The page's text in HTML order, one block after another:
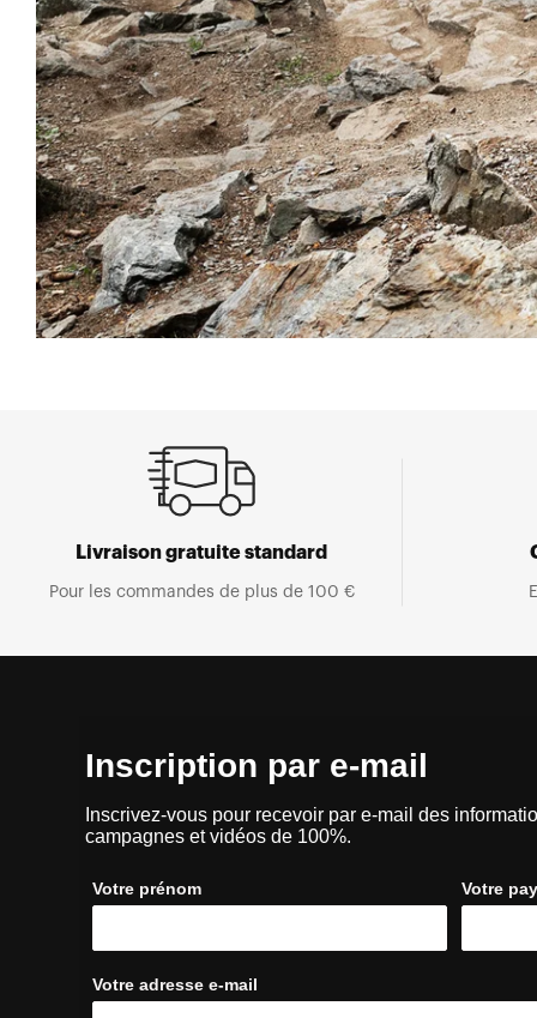
Livraison gratuite standard
Pour les commandes de plus de 100 €
Inscription par e-mail
Inscrivez-vous pour recevoir par e-mail des
campagnes et vidéos de 100%.
Votre prénom Votre
Votre adresse e-mail